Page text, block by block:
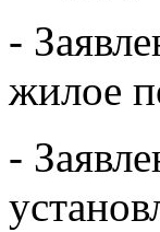
-
жилое
-